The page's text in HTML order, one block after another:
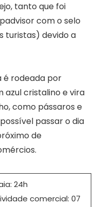
tanto que foi
com o selo
turistas) devido a
é rodeada por
azul cristalino e vira
como pássaros e
passar o dia
de
24h
comercial: 07